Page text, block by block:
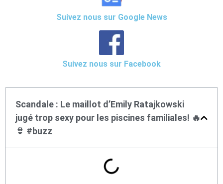
Suivez nous sur Google News
Suivez nous sur Facebook
Scandale : Le maillot d’Emily Ratajkowski
jugé trop sexy pour les piscines familiales! 🔥
👙 #buzz